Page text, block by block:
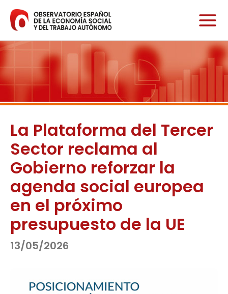
contenido
La Plataforma del Tercer
Sector reclama al
Gobierno reforzar la
agenda social europea
en el próximo
presupuesto de la UE
13/05/2026